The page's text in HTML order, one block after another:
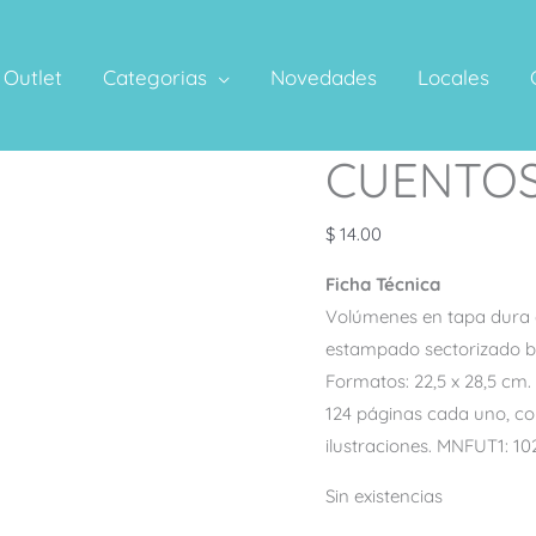
Outlet Categorias Novedades Locales
$ 14.00
Ficha Técnica
Volúmenes en tapa
estampado sectorizado
Formatos: 22,5 x 28,5
124 páginas cada uno,
ilustraciones. MNFUT1:
Sin existencias